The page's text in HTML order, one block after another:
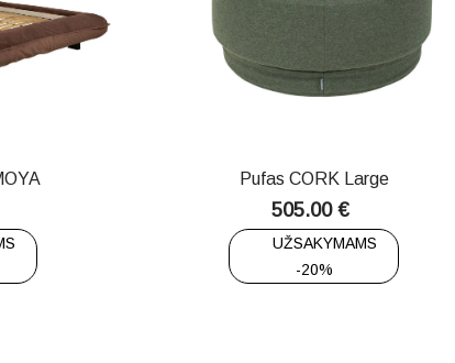
Pufas CORK Large
505.00 €
UŽSAKYMAMS
-20%